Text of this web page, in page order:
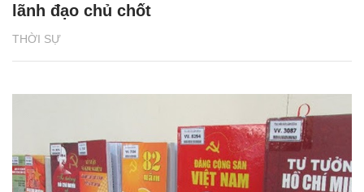
THỜI SỰ
lãnh đạo chủ chốt